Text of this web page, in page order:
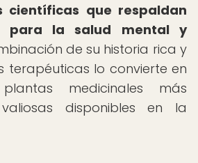
científicas que respaldan
para la salud mental y
de su historia rica y
terapéuticas lo convierte en
medicinales más
disponibles en la